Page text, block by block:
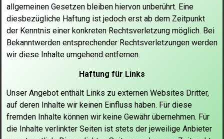
allgemeinen Gesetzen bleiben hiervon unberührt. Eine
diesbezügliche Haftung ist jedoch erst ab dem Zeitpunkt
der Kenntnis einer konkreten Rechtsverletzung möglich. Bei
Bekanntwerden entsprechender Rechtsverletzungen werden
wir diese Inhalte umgehend entfernen.
Haftung für Links
Unser Angebot enthält Links zu externen Websites Dritter,
auf deren Inhalte wir keinen Einfluss haben. Für diese
fremden Inhalte können wir keine Gewähr übernehmen. Für
die Inhalte verlinkter Seiten ist stets der jeweilige Anbieter